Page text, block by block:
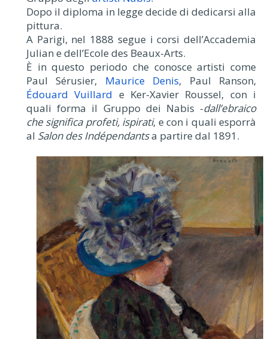
Dopo il diploma in legge decide di dedicarsi alla
pittura.
A Parigi, nel 1888 segue i corsi dell’Accademia
Julian e dell’Ecole des Beaux-Arts.
È in questo periodo che conosce artisti come
Paul Sérusier, Maurice Denis, Paul Ranson,
Édouard Vuillard e Ker-Xavier Roussel, con i
quali forma il Gruppo dei Nabis -dall’ebraico
che significa profeti, ispirati, e con i quali esporrà
al Salon des Indépendantsa partire dal 1891.